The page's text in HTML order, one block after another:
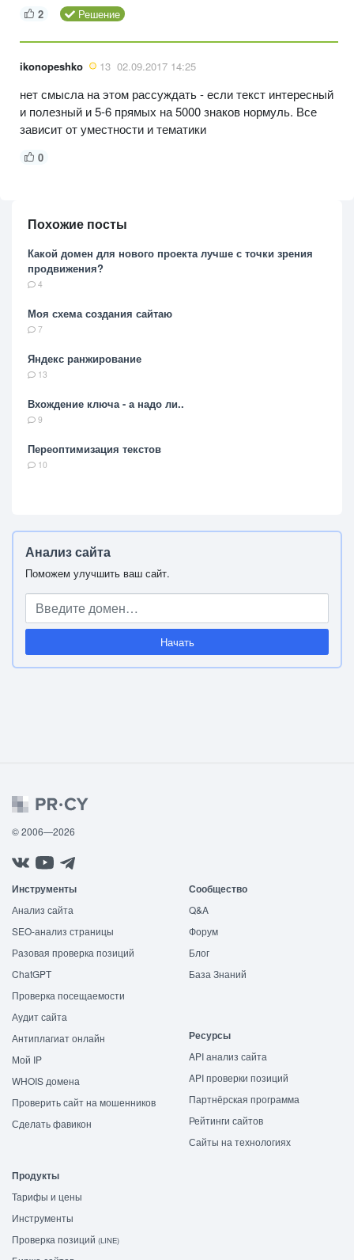
2 Решение
ikonopeshko 13 02.09.2017 14:25
нет смысла на этом рассуждать - если текст интересный
и полезный и 5-6 прямых на 5000 знаков нормуль. Все
зависит от уместности и тематики
0
Похожие посты
Какой домен для нового проекта лучше с точки зрения
продвижения?
4
Моя схема создания сайтаю
7
Яндекс ранжирование
13
Вхождение ключа - а надо ли..
9
Переоптимизация текстов
10
Анализ сайта
Поможем улучшить ваш сайт.
Начать
© 2006—2026
Инструменты
Анализ сайта
SEO-анализ страницы
Разовая проверка позиций
ChatGPT
Проверка посещаемости
Аудит сайта
Антиплагиат онлайн
Мой IP
WHOIS домена
Проверить сайт на мошенников
Сделать фавикон
Сообщество
Q&A
Форум
Блог
База Знаний
Ресурсы
API анализ сайта
API проверки позиций
Партнёрская программа
Рейтинги сайтов
Сайты на технологиях
Продукты
Тарифы и цены
Инструменты
Проверка позиций (LINE)